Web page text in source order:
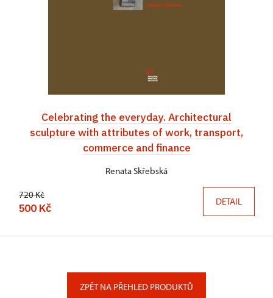
Celebrating the everyday. Architectural
sculpture with attributes of work, transport,
commerce and finance
Renata Skřebská
720 Kč
500 Kč DETAIL
ZPĚT NA PŘEHLED PRODUKTŮ